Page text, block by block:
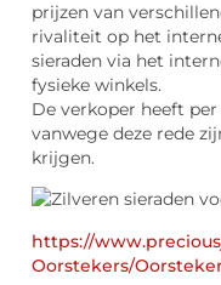
prijzen van
rivaliteit op het
sieraden via het
fysieke winkels.
De verkoper heeft
vanwege deze rede
krijgen.
https://
Oorstekers/